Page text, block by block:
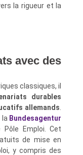
la rigueur et la
avec des
classiques, il
durables
allemands
la Bundesagentur
Pôle Emploi. Cet
de mise en
y compris des